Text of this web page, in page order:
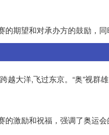
期望和对承办方的鼓励，
大洋,飞过东京。“奥”视群
激励和祝福，强调了奥运会